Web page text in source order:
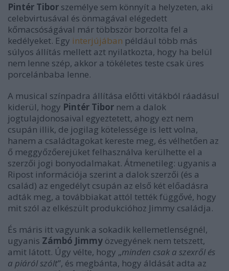
Pintér Tibor személye sem könnyít a helyzeten, aki
celebvirtusával és önmagával elégedett
kőmacsóságával már többször borzolta fel a
kedélyeket. Egy interjújában például több más
súlyos állítás mellett azt nyilatkozta, hogy ha belül
nem lenne szép, akkor a tökéletes teste csak üres
porcelánbaba lenne.
A musical színpadra állítása előtti vitákból ráadásul
kiderül, hogy Pintér Tibor nem a dalok
jogtulajdonosaival egyeztetett, ahogy ezt nem
csupán illik, de jogilag kötelessége is lett volna,
hanem a családtagokat kereste meg, és vélhetően az
ő meggyőzőerejüket felhasználva kerülhette el a
szerzői jogi bonyodalmakat. Átmenetileg: ugyanis a
Ripost információja szerint a dalok szerzői (és a
család) az engedélyt csupán az első két előadásra
adták meg, a továbbiakat attól tették függővé, hogy
mit szól az elkészült produkcióhoz Jimmy családja.
És máris itt vagyunk a sokadik kellemetlenségnél,
ugyanis Zámbó Jimmy özvegyének nem tetszett,
amit látott. Úgy vélte, hogy „minden csak a szexről és
a piáról szólt”, és megbánta, hogy áldását adta az